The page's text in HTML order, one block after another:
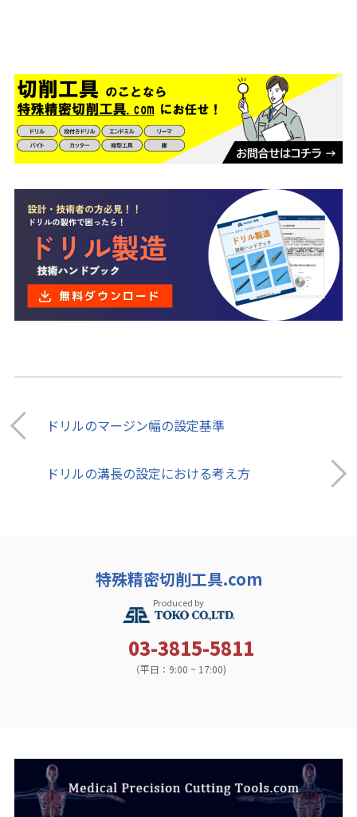
ドリルのマージン幅の設定基準
ドリルの溝長の設定における考え方
特殊精密切削工具.com
Produced by
03-3815-5811
（平日：9:00 ~ 17:00)